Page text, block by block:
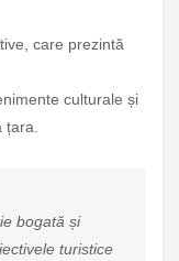
care prezintă
culturale și
bogată și
turistice